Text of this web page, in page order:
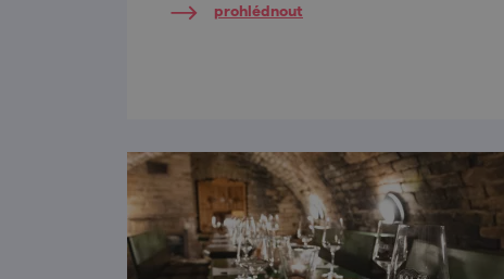
prohlédnout